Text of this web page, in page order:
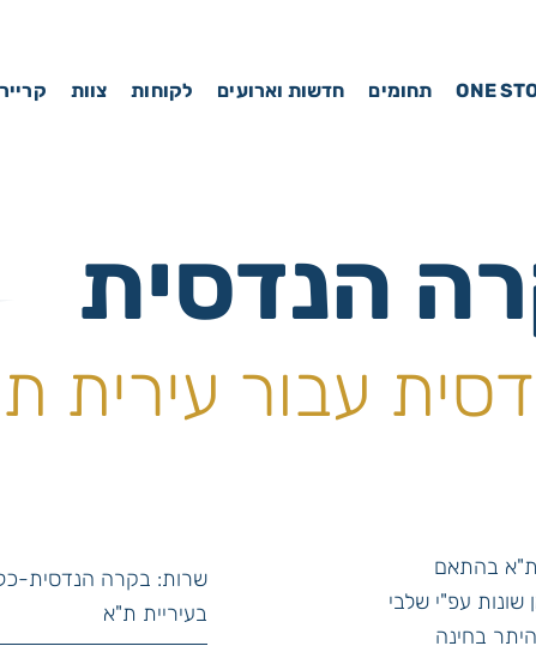
ONE תחומים חדשות וארועים לקוחות צוות
הנדסית
עבור עירית
ת"א בהתאם
שונות עפ"י שלבי
בחינה
שרות: בקרה הנדסית-
בעיריית ת"א